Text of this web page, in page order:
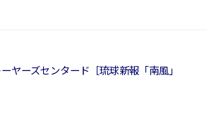
ーヤーズセンタード［琉球新報「南風」